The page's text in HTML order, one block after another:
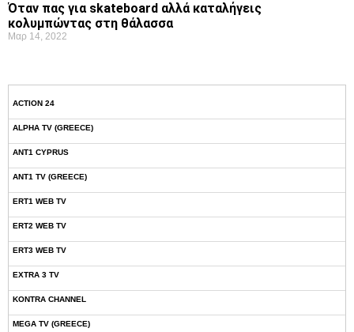
Όταν πας για skateboard αλλά καταλήγεις
κολυμπώντας στη θάλασσα
Μαρ 14, 2022
ACTION 24
ALPHA TV (GREECE)
ANT1 CYPRUS
ANT1 TV (GREECE)
ERT1 WEB TV
ERT2 WEB TV
ERT3 WEB TV
EXTRA 3 TV
KONTRA CHANNEL
MEGA TV (GREECE)